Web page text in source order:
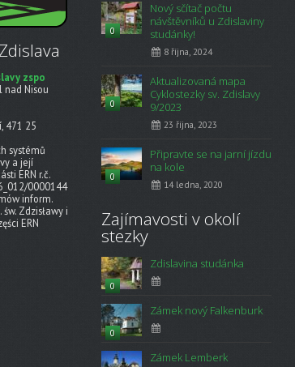
zspo
nad Nisou
471 25
systémů
a její
ERN r.č.
0000144
inform.
Zdzisławy i
ERN
0
Nový sčítač počtu
návštěvníků u Zdislaviny
studánky!
8 října, 2024
0
Aktualizovaná mapa
Cyklostezky sv. Zdislavy
9/2023
23 října, 2023
0
Připravte se na jarní jízdu
na kole
14 ledna, 2020
Zajímavosti v okolí
stezky
0
Zdislavina studánka
0
Zámek nový Falkenburk
Zámek Lemberk